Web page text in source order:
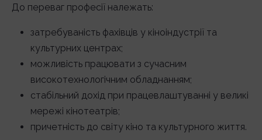
До переваг професії належать:
затребуваність фахівців у кіноіндустрії та
культурних центрах;
можливість працювати з сучасним
високотехнологічним обладнанням;
стабільний дохід при працевлаштуванні у великі
мережі кінотеатрів;
причетність до світу кіно та культурного життя.